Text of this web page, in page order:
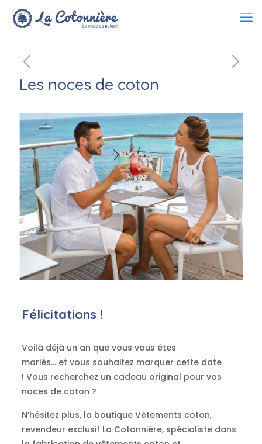
Les noces de coton
Félicitations !
Voilà déjà un an que vous vous êtes
mariés… et vous souhaitez marquer cette date
! Vous recherchez un cadeau original pour vos
noces de coton ?
N’hésitez plus, la boutique Vêtements coton,
revendeur exclusif La Cotonnière, spécialiste dans